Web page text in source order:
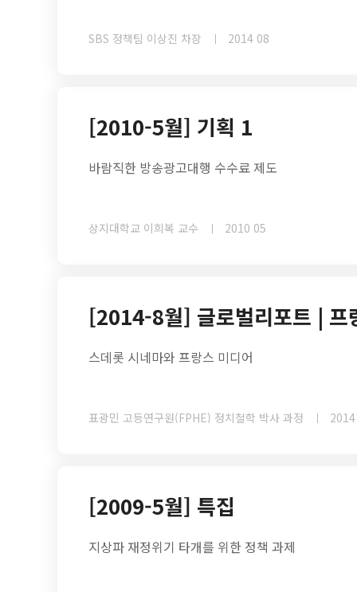
SBS 정책팀 이상진 차장 2014 08
[2010-5월] 기획 1
바람직한 방송광고대행 수수료 제도
상지대학교 이희복 교수 2010 05
[2014-8월] 글로벌리포트 | 프
스데롯 시네마와 프랑스 미디어
표광민 고등연구원(FPHE) 정치철학 박사 과정
[2009-5월] 특집
지상파 재정위기 타개를 위한 정책 과제